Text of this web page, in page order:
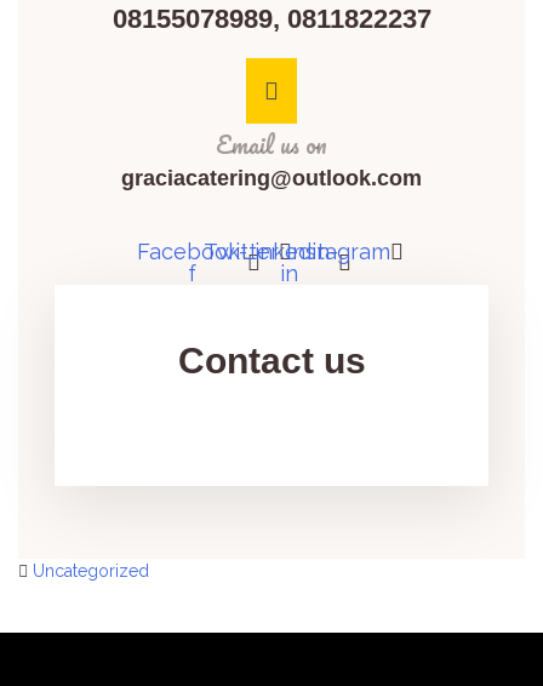
08155078989, 0811822237
Email us on
graciacatering@outlook.com
Facebook-
f
TwitterLinkedin-
in
Instagram
Contact us
Uncategorized